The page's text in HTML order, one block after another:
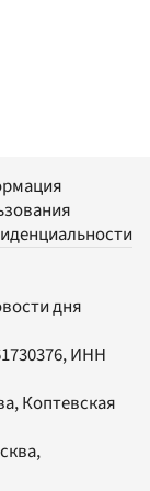
дня
ИНН
Коптевская
,